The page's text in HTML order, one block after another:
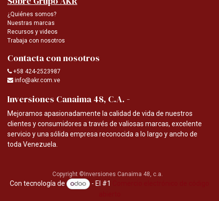
¿Quiénes somos?
Nuestras marcas
Recursos y videos
Trabaja con nosotros
Contacta con nosotros
+58 424-2523987
info@akr.com.ve
Inversiones Canaima 48, C.A. -
Mejoramos apasionadamente la calidad de vida de nuestros
clientes y consumidores a través de valiosas marcas, excelente
servicio y una sólida empresa reconocida a lo largo y ancho de
toda Venezuela.
Copyright ©Inversiones Canaima 48, c.a.
Con tecnología de - El #1